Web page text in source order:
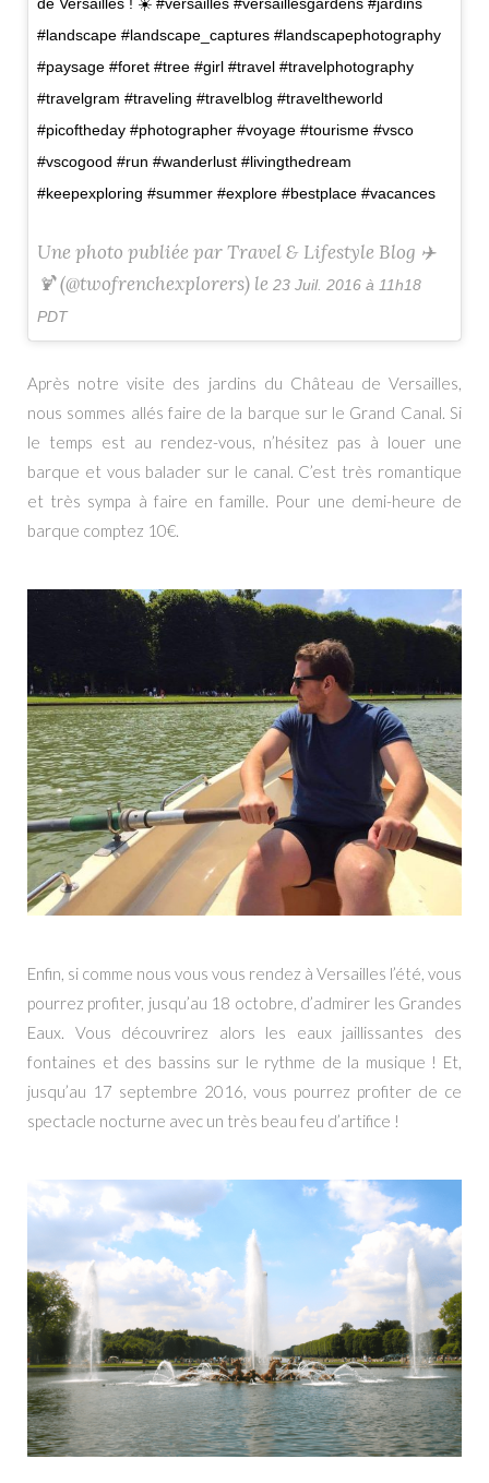
#landscape #landscape_captures #landscapephotography
#paysage #foret #tree #girl #travel #travelphotography
#travelgram #traveling #travelblog #traveltheworld
#picoftheday #photographer #voyage #tourisme #vsco
#vscogood #run #wanderlust #livingthedream
#keepexploring #summer #explore #bestplace #vacances
Une photo publiée par Travel & Lifestyle Blog ✈️
🍹 (@twofrenchexplorers) le 23 Juil. 2016 à 11h18
PDT
Après notre visite des jardins du Château de Versailles,
nous sommes allés faire de la barque sur le Grand Canal. Si
le temps est au rendez-vous, n’hésitez pas à louer une
barque et vous balader sur le canal. C’est très romantique
et très sympa à faire en famille. Pour une demi-heure de
barque comptez 10€.
Enfin, si comme nous vous vous rendez à Versailles l’été, vous
pourrez profiter, jusqu’au 18 octobre, d’admirer les Grandes
Eaux. Vous découvrirez alors les eaux jaillissantes des
fontaines et des bassins sur le rythme de la musique ! Et,
jusqu’au 17 septembre 2016, vous pourrez profiter de ce
spectacle nocturne avec un très beau feu d’artifice !